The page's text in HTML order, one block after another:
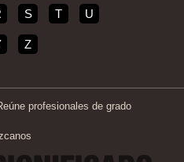
S T U
Z
profesionales de grado